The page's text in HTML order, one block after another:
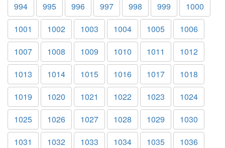
994
995 996 997 998 999
1000
1001
1002 1003 1004 1005
1006
1007
1008 1009 1010 1011
1012
1013
1014 1015 1016 1017
1018
1019
1020 1021 1022 1023
1024
1025
1026 1027 1028 1029
1030
1031
1032 1033 1034 1035
1036